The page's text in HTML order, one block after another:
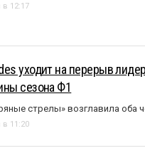
в 12:17
уходит на перерыв
сезона Ф1
стрелы» возглавила оба
в 11:20